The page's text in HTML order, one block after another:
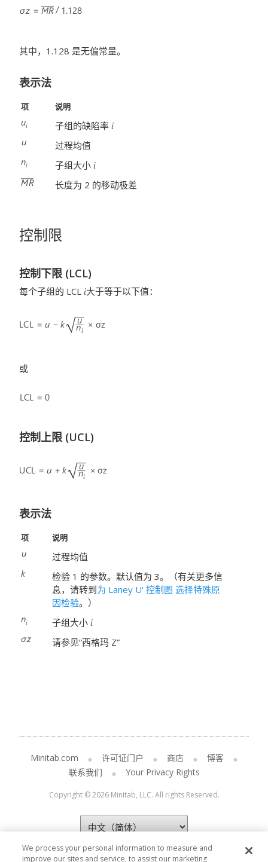
其中，1.128 是无偏常量。
表示法
项 说明
子组的缺陷率
过程均值
子组大小
长度为 2 的移动极差
控制限
控制下限 (LCL)
每个子组的 LCL 大于等于以下值：
或
控制上限 (UCL)
表示法
项 说明
过程均值
检验 1 的参数。默认值为 3。（有关更多信
息，请转到为 Laney U' 控制图 选择特殊原
因检验。）
子组大小
请参见“西格玛 Z”
Minitab.com 许可证门户 商店
博客
联系我们
Your Privacy Rights
Copyright © 2026 Minitab, LLC. All rights Reserved.
We process your personal information to measure and
improve our sites and service, to assist our marketing